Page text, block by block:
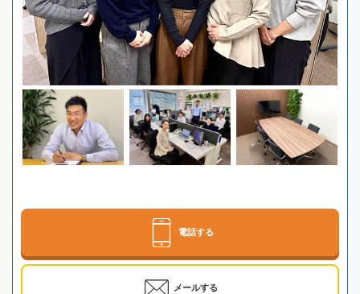
電話する
メールする